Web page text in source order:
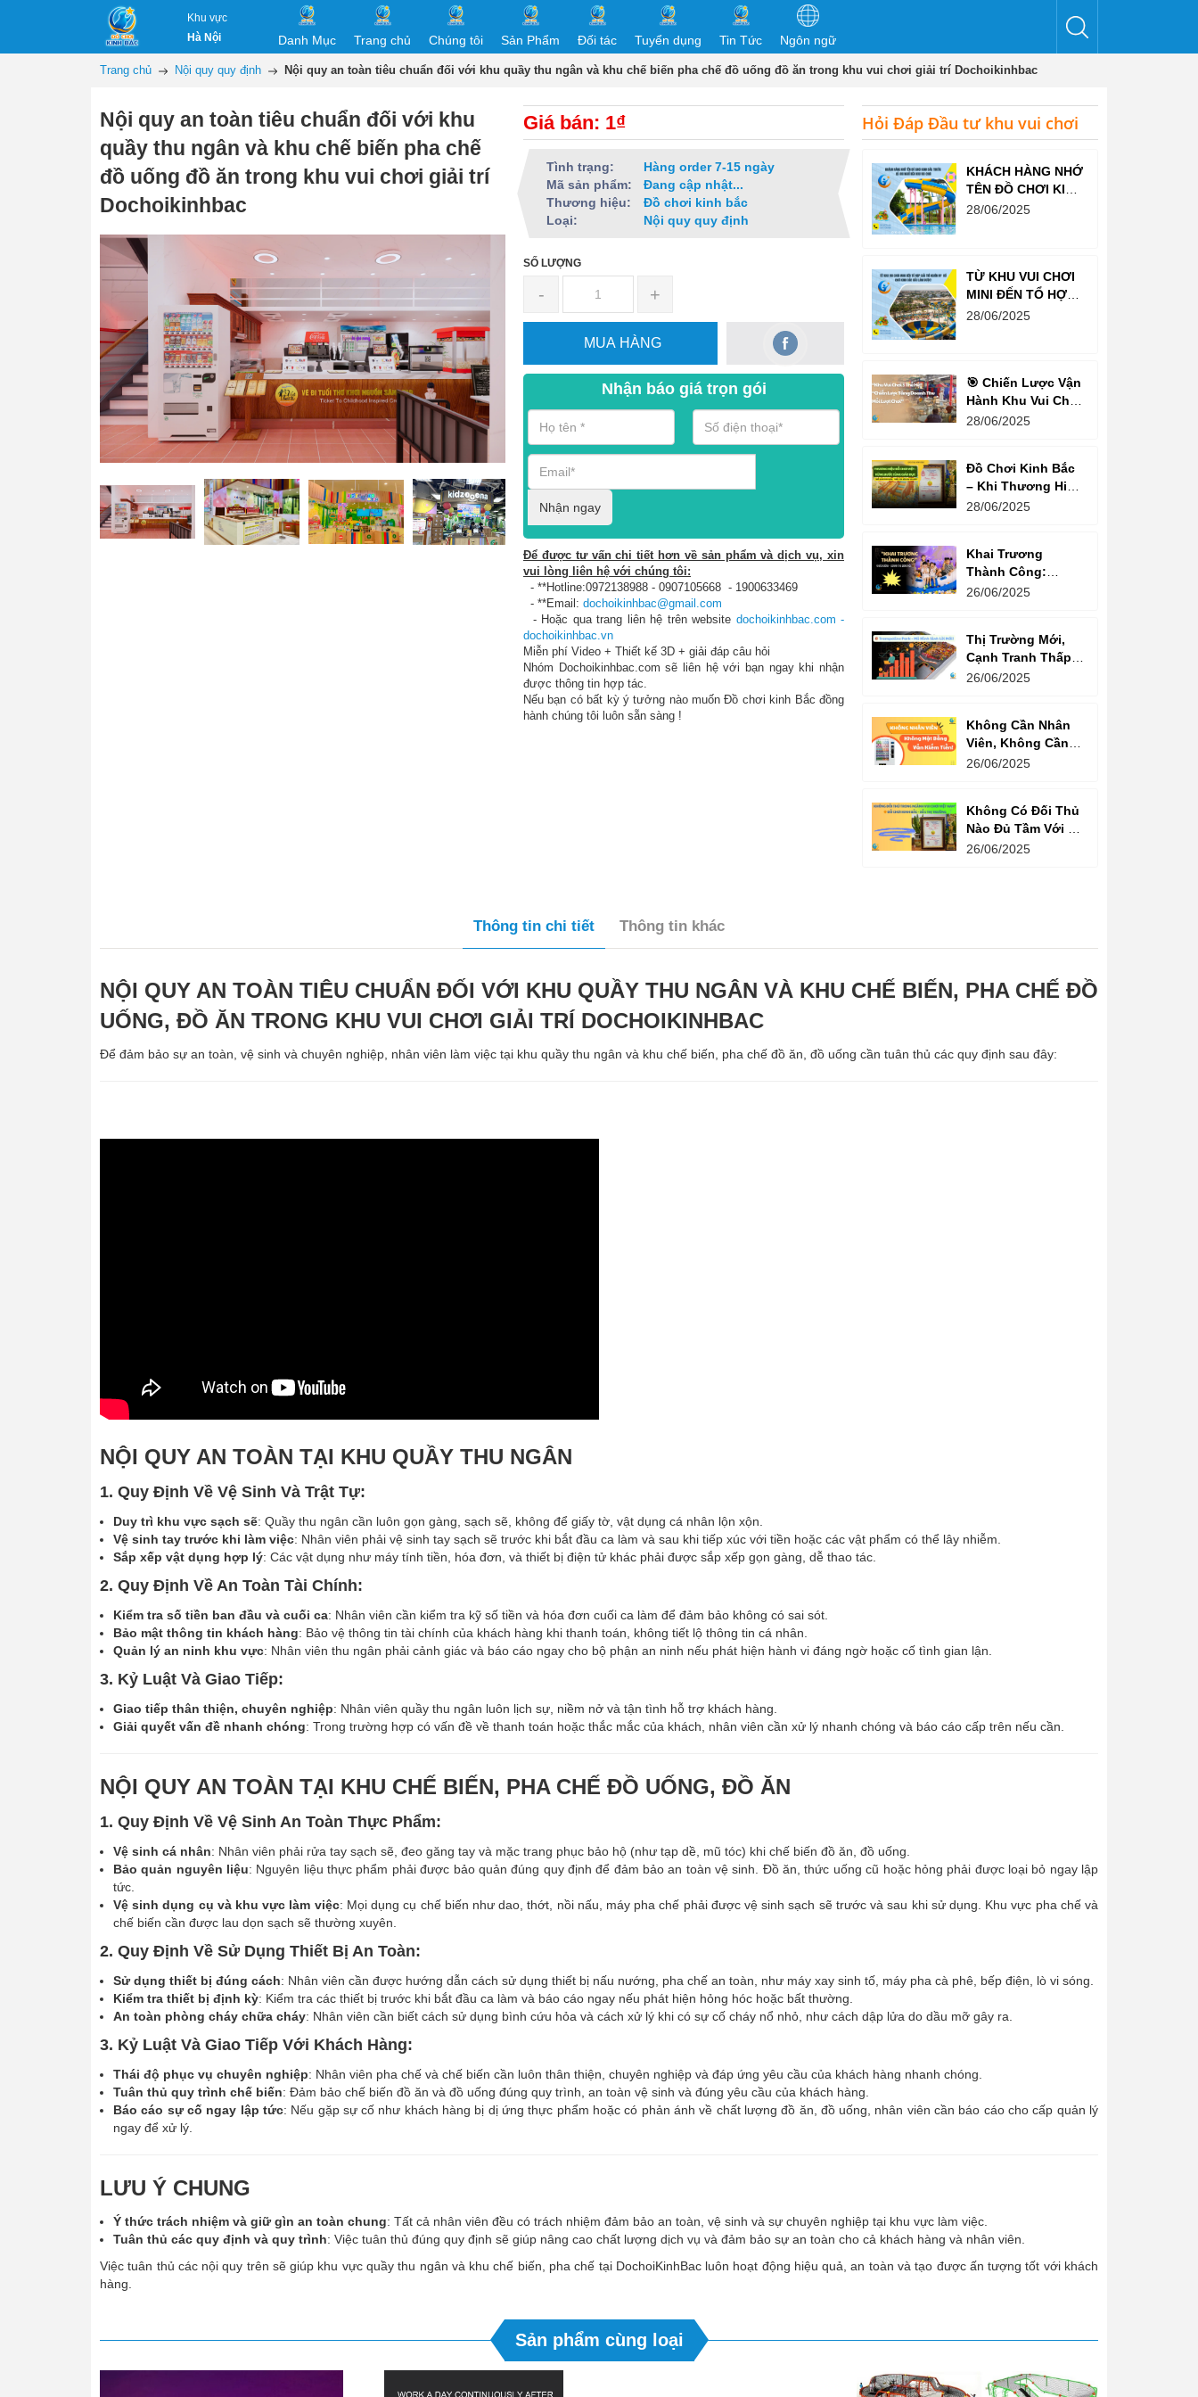
Khu vực
Hà Nội
Danh Mục Trang chủ Chúng tôi Sản Phẩm Đối tác Tuyển dụng Tin Tức Ngôn ngữ
Trang chủ Nội quy quy định Nội quy an toàn tiêu chuẩn đối với khu quầy thu ngân và khu chế biến pha chế đồ uống đồ ăn trong khu vui chơi giải trí Dochoikinhbac
Nội quy an toàn tiêu chuẩn đối với khu
quầy thu ngân và khu chế biến pha chế
đồ uống đồ ăn trong khu vui chơi giải trí
Dochoikinhbac
Giá bán: 1₫
Tình trạng:
Hàng order 7-15 ngày
Mã sản phẩm:
Đang cập nhật...
Thương hiệu:
Đồ chơi kinh bắc
Loại:
Nội quy quy định
SỐ LƯỢNG
- +
MUA HÀNG
Nhận báo giá trọn gói
Nhận ngay
Để được tư vấn chi tiết hơn về sản phẩm và dịch vụ, xin
vui lòng liên hệ với chúng tôi:
- **Hotline:0972138988 - 0907105668 - 1900633469
- **Email: dochoikinhbac@gmail.com
- Hoặc qua trang liên hệ trên website dochoikinhbac.com -
dochoikinhbac.vn
Miễn phí Video + Thiết kế 3D + giải đáp câu hỏi
Nhóm Dochoikinhbac.com sẽ liên hệ với bạn ngay khi nhận
được thông tin hợp tác.
Nếu bạn có bất kỳ ý tưởng nào muốn Đồ chơi kinh Bắc đồng
hành chúng tôi luôn sẵn sàng !
Hỏi Đáp Đầu tư khu vui chơi
KHÁCH HÀNG NHỚ
TÊN ĐỒ CHƠI KINH
BẮC TRƯỚC CẢ
28/06/2025
TỪ KHU VUI CHƠI
MINI ĐẾN TỔ HỢP
GIẢI TRÍ NGHÌN M²
28/06/2025
🎯 Chiến Lược Vận
Hành Khu Vui Chơi
3 Thế Hệ – Tối Đa
28/06/2025
Đồ Chơi Kinh Bắc
– Khi Thương Hiệu
Vững Mạnh Bắt
28/06/2025
Khai Trương
Thành Công:
Khách Nườm
Quyết Là Gì?
26/06/2025
Thị Trường Mới,
Cạnh Tranh Thấp –
Trampoline Park Là
26/06/2025
Không Cần Nhân
Viên, Không Cần
Cửa Hàng – Chỉ
26/06/2025
Không Có Đối Thủ
Nào Đủ Tầm Với Đồ
Chơi Kinh Bắc
26/06/2025
Thông tin chi tiết Thông tin khác
NỘI QUY AN TOÀN TIÊU CHUẨN ĐỐI VỚI KHU QUẦY THU NGÂN VÀ KHU CHẾ BIẾN, PHA CHẾ ĐỒ
UỐNG, ĐỒ ĂN TRONG KHU VUI CHƠI GIẢI TRÍ DOCHOIKINHBAC
Để đảm bảo sự an toàn, vệ sinh và chuyên nghiệp, nhân viên làm việc tại khu quầy thu ngân và khu chế biến, pha chế đồ ăn, đồ uống cần tuân thủ các quy định sau đây:
NỘI QUY AN TOÀN TẠI KHU QUẦY THU NGÂN
1. Quy Định Về Vệ Sinh Và Trật Tự:
Duy trì khu vực sạch sẽ: Quầy thu ngân cần luôn gọn gàng, sạch sẽ, không để giấy tờ, vật dụng cá nhân lộn xộn.
Vệ sinh tay trước khi làm việc: Nhân viên phải vệ sinh tay sạch sẽ trước khi bắt đầu ca làm và sau khi tiếp xúc với tiền hoặc các vật phẩm có thể lây nhiễm.
Sắp xếp vật dụng hợp lý: Các vật dụng như máy tính tiền, hóa đơn, và thiết bị điện tử khác phải được sắp xếp gọn gàng, dễ thao tác.
2. Quy Định Về An Toàn Tài Chính:
Kiểm tra số tiền ban đầu và cuối ca: Nhân viên cần kiểm tra kỹ số tiền và hóa đơn cuối ca làm để đảm bảo không có sai sót.
Bảo mật thông tin khách hàng: Bảo vệ thông tin tài chính của khách hàng khi thanh toán, không tiết lộ thông tin cá nhân.
Quản lý an ninh khu vực: Nhân viên thu ngân phải cảnh giác và báo cáo ngay cho bộ phận an ninh nếu phát hiện hành vi đáng ngờ hoặc cố tình gian lận.
3. Kỷ Luật Và Giao Tiếp:
Giao tiếp thân thiện, chuyên nghiệp: Nhân viên quầy thu ngân luôn lịch sự, niềm nở và tận tình hỗ trợ khách hàng.
Giải quyết vấn đề nhanh chóng: Trong trường hợp có vấn đề về thanh toán hoặc thắc mắc của khách, nhân viên cần xử lý nhanh chóng và báo cáo cấp trên nếu cần.
NỘI QUY AN TOÀN TẠI KHU CHẾ BIẾN, PHA CHẾ ĐỒ UỐNG, ĐỒ ĂN
1. Quy Định Về Vệ Sinh An Toàn Thực Phẩm:
Vệ sinh cá nhân: Nhân viên phải rửa tay sạch sẽ, đeo găng tay và mặc trang phục bảo hộ (như tạp dề, mũ tóc) khi chế biến đồ ăn, đồ uống.
Bảo quản nguyên liệu: Nguyên liệu thực phẩm phải được bảo quản đúng quy định để đảm bảo an toàn vệ sinh. Đồ ăn, thức uống cũ hoặc hỏng phải được loại bỏ ngay lập
tức.
Vệ sinh dụng cụ và khu vực làm việc: Mọi dụng cụ chế biến như dao, thớt, nồi nấu, máy pha chế phải được vệ sinh sạch sẽ trước và sau khi sử dụng. Khu vực pha chế và
chế biến cần được lau dọn sạch sẽ thường xuyên.
2. Quy Định Về Sử Dụng Thiết Bị An Toàn:
Sử dụng thiết bị đúng cách: Nhân viên cần được hướng dẫn cách sử dụng thiết bị nấu nướng, pha chế an toàn, như máy xay sinh tố, máy pha cà phê, bếp điện, lò vi sóng.
Kiểm tra thiết bị định kỳ: Kiểm tra các thiết bị trước khi bắt đầu ca làm và báo cáo ngay nếu phát hiện hỏng hóc hoặc bất thường.
An toàn phòng cháy chữa cháy: Nhân viên cần biết cách sử dụng bình cứu hỏa và cách xử lý khi có sự cố cháy nổ nhỏ, như cách dập lửa do dầu mỡ gây ra.
3. Kỷ Luật Và Giao Tiếp Với Khách Hàng:
Thái độ phục vụ chuyên nghiệp: Nhân viên pha chế và chế biến cần luôn thân thiện, chuyên nghiệp và đáp ứng yêu cầu của khách hàng nhanh chóng.
Tuân thủ quy trình chế biến: Đảm bảo chế biến đồ ăn và đồ uống đúng quy trình, an toàn vệ sinh và đúng yêu cầu của khách hàng.
Báo cáo sự cố ngay lập tức: Nếu gặp sự cố như khách hàng bị dị ứng thực phẩm hoặc có phản ánh về chất lượng đồ ăn, đồ uống, nhân viên cần báo cáo cho cấp quản lý
ngay để xử lý.
LƯU Ý CHUNG
Ý thức trách nhiệm và giữ gìn an toàn chung: Tất cả nhân viên đều có trách nhiệm đảm bảo an toàn, vệ sinh và sự chuyên nghiệp tại khu vực làm việc.
Tuân thủ các quy định và quy trình: Việc tuân thủ đúng quy định sẽ giúp nâng cao chất lượng dịch vụ và đảm bảo sự an toàn cho cả khách hàng và nhân viên.
Việc tuân thủ các nội quy trên sẽ giúp khu vực quầy thu ngân và khu chế biến, pha chế tại DochoiKinhBac luôn hoạt động hiệu quả, an toàn và tạo được ấn tượng tốt với khách
hàng.
Sản phẩm cùng loại